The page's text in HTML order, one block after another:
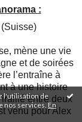
l'utilisation de
nos services.En
:
mène une vie
et de soirées
l’entraîne à
à une histoire
entre deux
venu pour Alex